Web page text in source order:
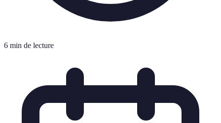
6 min de lecture